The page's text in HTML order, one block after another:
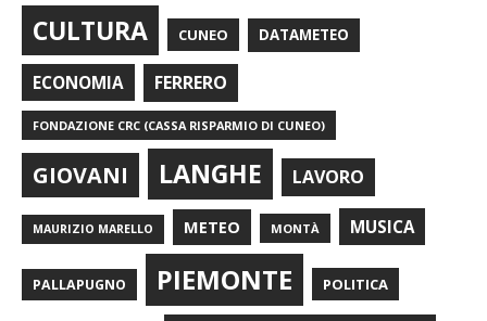
CULTURA CUNEO DATAMETEO
ECONOMIA FERRERO
FONDAZIONE CRC (CASSA RISPARMIO DI CUNEO)
GIOVANI LANGHE LAVORO
MAURIZIO MARELLO METEO MONTÀ MUSICA
PALLAPUGNO PIEMONTE POLITICA